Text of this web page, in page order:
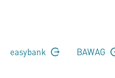
easybank BAWAG